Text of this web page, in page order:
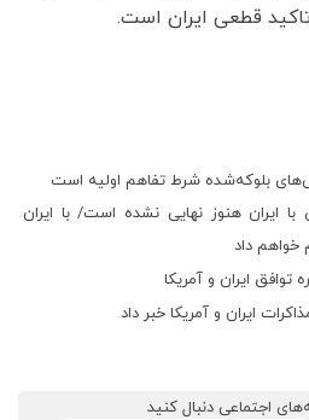
قطعی ایران است.
بلوکه‌شده شرط تفاهم اولیه است
با ایران هنوز نهایی نشده است/ با ایران
داد
توافق ایران و آمریکا
ایران و آمریکا خبر داد
اجتماعی دنبال کنید